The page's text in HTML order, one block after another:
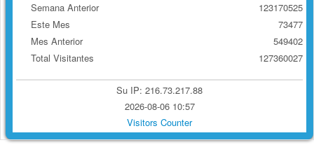
Semana Anterior
Este Mes
Mes Anterior
Total Visitantes
123170525
73477
549402
127360027
Su IP: 216.73.217.88
2026-08-06 10:57
Visitors Counter